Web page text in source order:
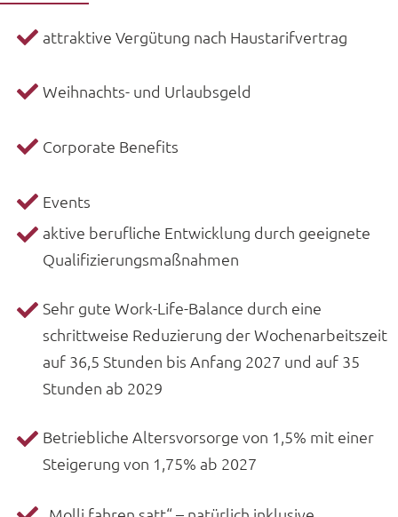
attraktive Vergütung nach Haustarifvertrag
Weihnachts- und Urlaubsgeld
Corporate Benefits
Events
aktive berufliche Entwicklung durch geeignete
Qualifizierungsmaßnahmen
Sehr gute Work-Life-Balance durch eine
schrittweise Reduzierung der Wochenarbeitszeit
auf 36,5 Stunden bis Anfang 2027 und auf 35
Stunden ab 2029
Betriebliche Altersvorsorge von 1,5% mit einer
Steigerung von 1,75% ab 2027